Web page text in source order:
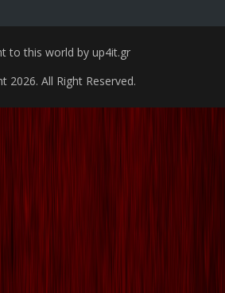
to this world by up4it.gr
2026. All Right Reserved.